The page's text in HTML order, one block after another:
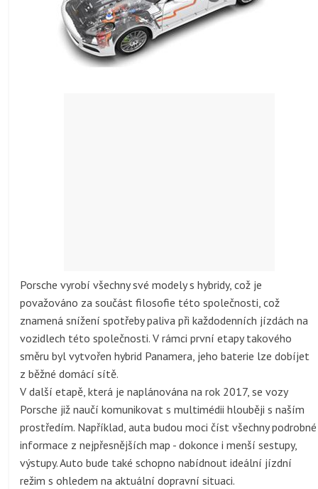
Porsche vyrobí všechny své modely s hybridy, což je
považováno za součást filosofie této společnosti, což
znamená snížení spotřeby paliva při každodenních jízdách na
vozidlech této společnosti. V rámci první etapy takového
směru byl vytvořen hybrid Panamera, jeho baterie lze dobíjet
z běžné domácí sítě.
V další etapě, která je naplánována na rok 2017, se vozy
Porsche již naučí komunikovat s multimédii hlouběji s naším
prostředím. Například, auta budou moci číst všechny podrobné
informace z nejpřesnějších map - dokonce i menší sestupy,
výstupy. Auto bude také schopno nabídnout ideální jízdní
režim s ohledem na aktuální dopravní situaci.